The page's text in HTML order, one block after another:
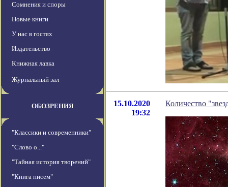
Сомнения и споры
Новые книги
У нас в гостях
Издательство
Книжная лавка
Журнальный зал
ОБОЗРЕНИЯ
"Классики и современники"
"Слово о..."
"Тайная история творений"
"Книга писем"
15.10.2020
19:32
Количество